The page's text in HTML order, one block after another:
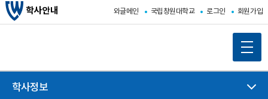
학사안내 와글메인 국립창원대학교 로그인 회원가입
학사정보